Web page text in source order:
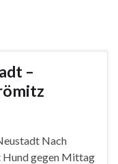
–
Nach
Hund gegen Mittag